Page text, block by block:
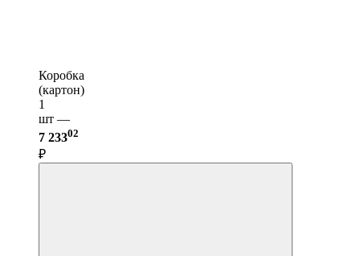
Коробка
(картон)
1
шт —
7 23302
₽